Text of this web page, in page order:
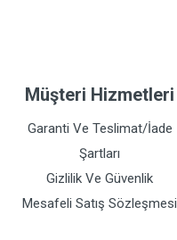
Müşteri Hizmetleri
Garanti Ve Teslimat/İade
Şartları
Gizlilik Ve Güvenlik
Mesafeli Satış Sözleşmesi